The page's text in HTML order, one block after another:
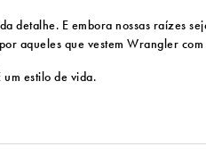
detalhe. E embora nossas raízes
aqueles que vestem Wrangler
um estilo de vida.